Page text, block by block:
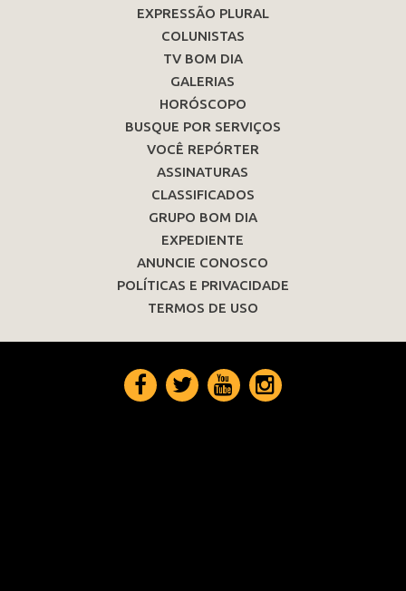
EXPRESSÃO PLURAL
COLUNISTAS
TV BOM DIA
GALERIAS
HORÓSCOPO
BUSQUE POR SERVIÇOS
VOCÊ REPÓRTER
ASSINATURAS
CLASSIFICADOS
GRUPO BOM DIA
EXPEDIENTE
ANUNCIE CONOSCO
POLÍTICAS E PRIVACIDADE
TERMOS DE USO